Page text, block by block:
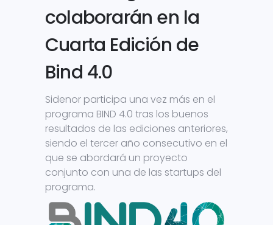
colaborarán en la
Cuarta Edición de
Bind 4.0
Sidenor participa una vez más en el
programa BIND 4.0 tras los buenos
resultados de las ediciones anteriores,
siendo el tercer año consecutivo en el
que se abordará un proyecto
conjunto con una de las startups del
programa.